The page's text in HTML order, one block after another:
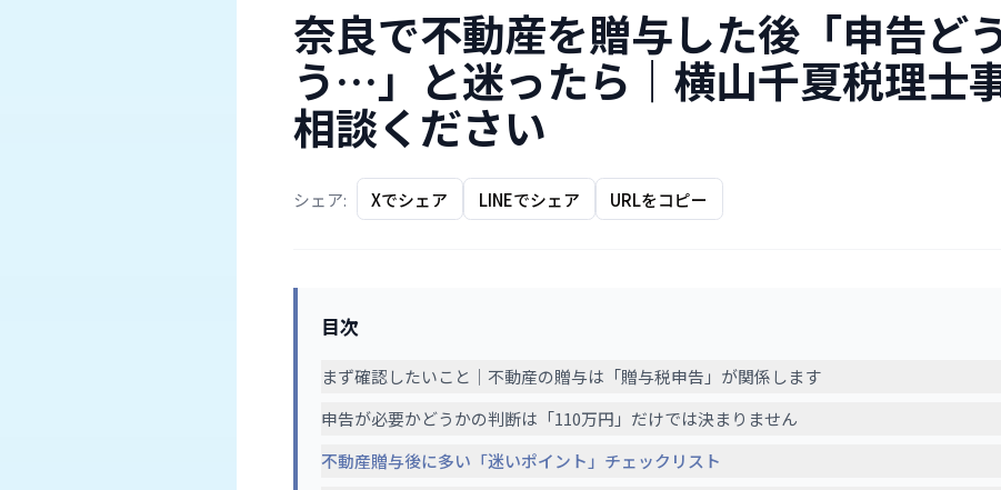
奈良で不動産を贈与した後「申告ど
う…」と迷ったら｜横山千夏税理士
相談ください
シェア: Xでシェア LINEでシェア URLをコピー
目次
まず確認したいこと｜不動産の贈与は「贈与税申告」が関係します
申告が必要かどうかの判断は「110万円」だけでは決まりません
不動産贈与後に多い「迷いポイント」チェックリスト